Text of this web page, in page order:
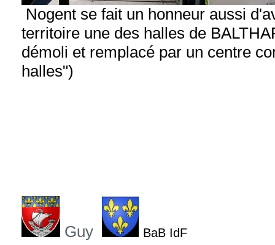
Nogent se fait un honneur aussi
territoire une des halles de
démoli et remplacé par un centre
halles")
Guy BaB IdF